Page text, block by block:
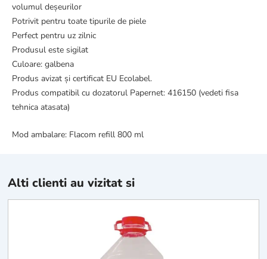
volumul deșeurilor
Potrivit pentru toate tipurile de piele
Perfect pentru uz zilnic
Produsul este sigilat
Culoare: galbena
Produs avizat și certificat EU Ecolabel.
Produs compatibil cu dozatorul Papernet: 416150 (vedeti fisa
tehnica atasata)
Mod ambalare: Flacom refill 800 ml
Alti clienti au vizitat si